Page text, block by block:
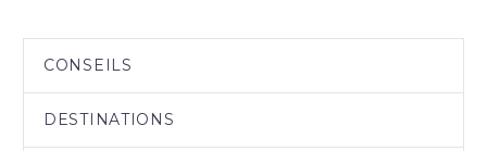
CONSEILS
DESTINATIONS